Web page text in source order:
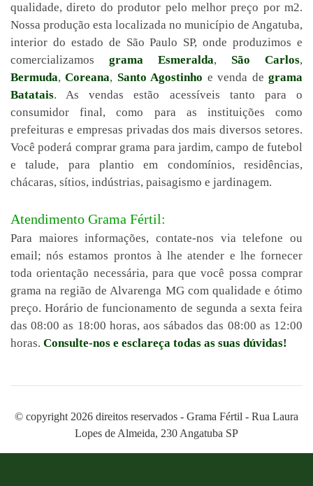
qualidade, direto do produtor pelo melhor preço por m2.
Nossa produção esta localizada no município de Angatuba,
interior do estado de São Paulo SP, onde produzimos e
comercializamos grama Esmeralda, São Carlos,
Bermuda,Coreana, Santo Agostinho e venda degrama
Batatais. As vendas estão acessíveis tanto para o
consumidor final, como para as instituições como
prefeituras e empresas privadas dos mais diversos setores.
Você poderá comprar grama para jardim, campo de futebol
e talude, para plantio em condomínios, residências,
chácaras, sítios, indústrias, paisagismo e jardinagem.
Atendimento Grama Fértil:
Para maiores informações, contate-nos via telefone ou
email; nós estamos prontos à lhe atender e lhe fornecer
toda orientação necessária, para que você possa comprar
grama na região de Alvarenga MG com qualidade e ótimo
preço. Horário de funcionamento de segunda a sexta feira
das 08:00 as 18:00 horas, aos sábados das 08:00 as 12:00
horas. Consulte-nos e esclareça todas as suas dúvidas!
© copyright 2026 direitos reservados - Grama Fértil - Rua Laura
Lopes de Almeida, 230 Angatuba SP